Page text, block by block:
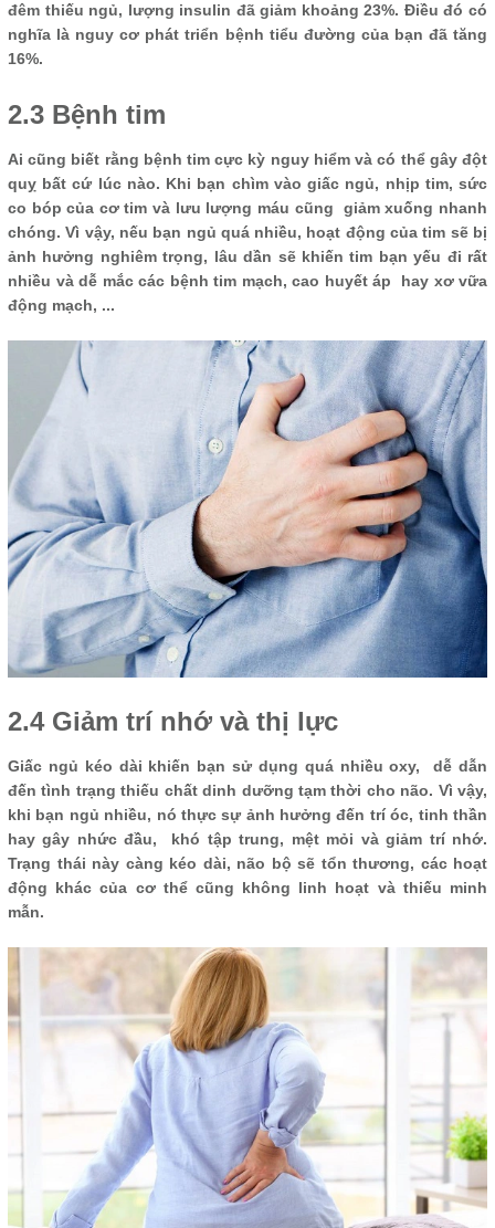
đêm thiếu ngủ, lượng insulin đã giảm khoảng 23%. Điều đó có
nghĩa là nguy cơ phát triển bệnh tiểu đường của bạn đã tăng
16%.
2.3 Bệnh tim
Ai cũng biết rằng bệnh tim cực kỳ nguy hiểm và có thể gây đột
quỵ bất cứ lúc nào. Khi bạn chìm vào giấc ngủ, nhịp tim, sức
co bóp của cơ tim và lưu lượng máu cũng giảm xuống nhanh
chóng. Vì vậy, nếu bạn ngủ quá nhiều, hoạt động của tim sẽ bị
ảnh hưởng nghiêm trọng, lâu dần sẽ khiến tim bạn yếu đi rất
nhiều và dễ mắc các bệnh tim mạch, cao huyết áp hay xơ vữa
động mạch, ...
2.4 Giảm trí nhớ và thị lực
Giấc ngủ kéo dài khiến bạn sử dụng quá nhiều oxy, dễ dẫn
đến tình trạng thiếu chất dinh dưỡng tạm thời cho não. Vì vậy,
khi bạn ngủ nhiều, nó thực sự ảnh hưởng đến trí óc, tinh thần
hay gây nhức đầu, khó tập trung, mệt mỏi và giảm trí nhớ.
Trạng thái này càng kéo dài, não bộ sẽ tổn thương, các hoạt
động khác của cơ thể cũng không linh hoạt và thiếu minh
mẫn.